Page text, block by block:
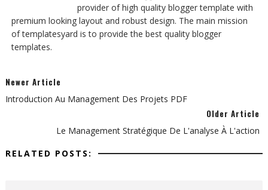
provider of high quality blogger template with
premium looking layout and robust design. The main mission
of templatesyard is to provide the best quality blogger
templates.
Newer Article
Introduction Au Management Des Projets PDF
Older Article
Le Management Stratégique De L'analyse À L'action
RELATED POSTS: